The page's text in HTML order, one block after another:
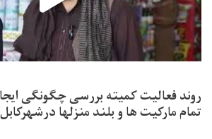
روند فعالیت کمیته بررسی چگونگی
تمام مارکیت ها و بلند منزلها